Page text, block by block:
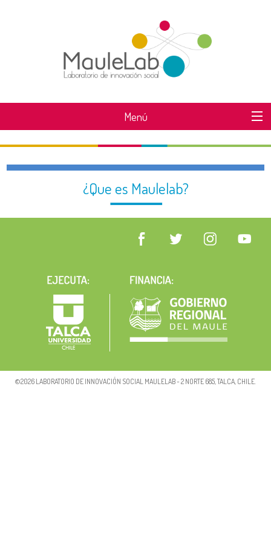
Menú
WHAT IS MAULELAB?
¿Que es Maulelab?
©2026 LABORATORIO DE INNOVACIÓN SOCIAL MAULELAB - 2 NORTE 685, TALCA, CHILE.